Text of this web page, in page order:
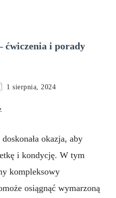
ćwiczenia i porady
1 sierpnia, 2024
we
na
lato
ćwiczenia
porady
okazja, aby
i kondycję. W tym
kompleksowy
osiągnąć wymarzoną